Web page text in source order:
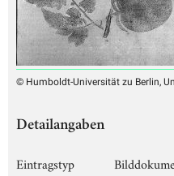
© Humboldt-Universität zu Berlin,
Detailangaben
Eintragstyp